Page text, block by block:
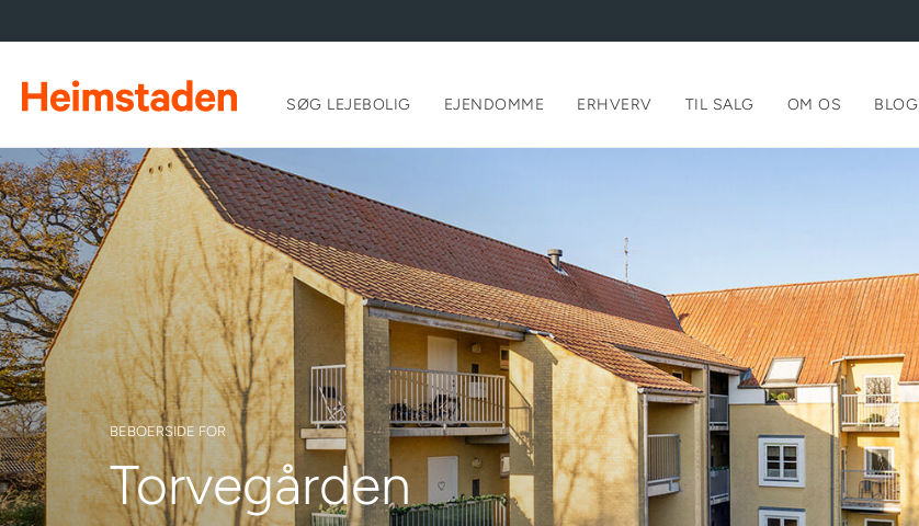
SØG LEJEBOLIG EJENDOMME ERHVERV TIL SALG OM OS BLOG
BEBOERSIDE FOR
Torvegården